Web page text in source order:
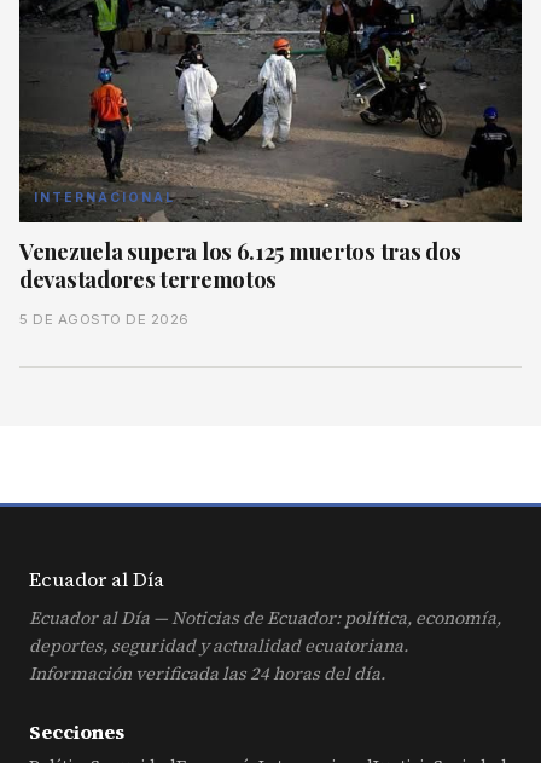
INTERNACIONAL
Venezuela supera los 6.125 muertos tras dos
devastadores terremotos
5 DE AGOSTO DE 2026
Ecuador alDía
Ecuador al Día — Noticias de Ecuador: política, economía,
deportes, seguridad y actualidad ecuatoriana.
Información verificada las 24 horas del día.
Secciones